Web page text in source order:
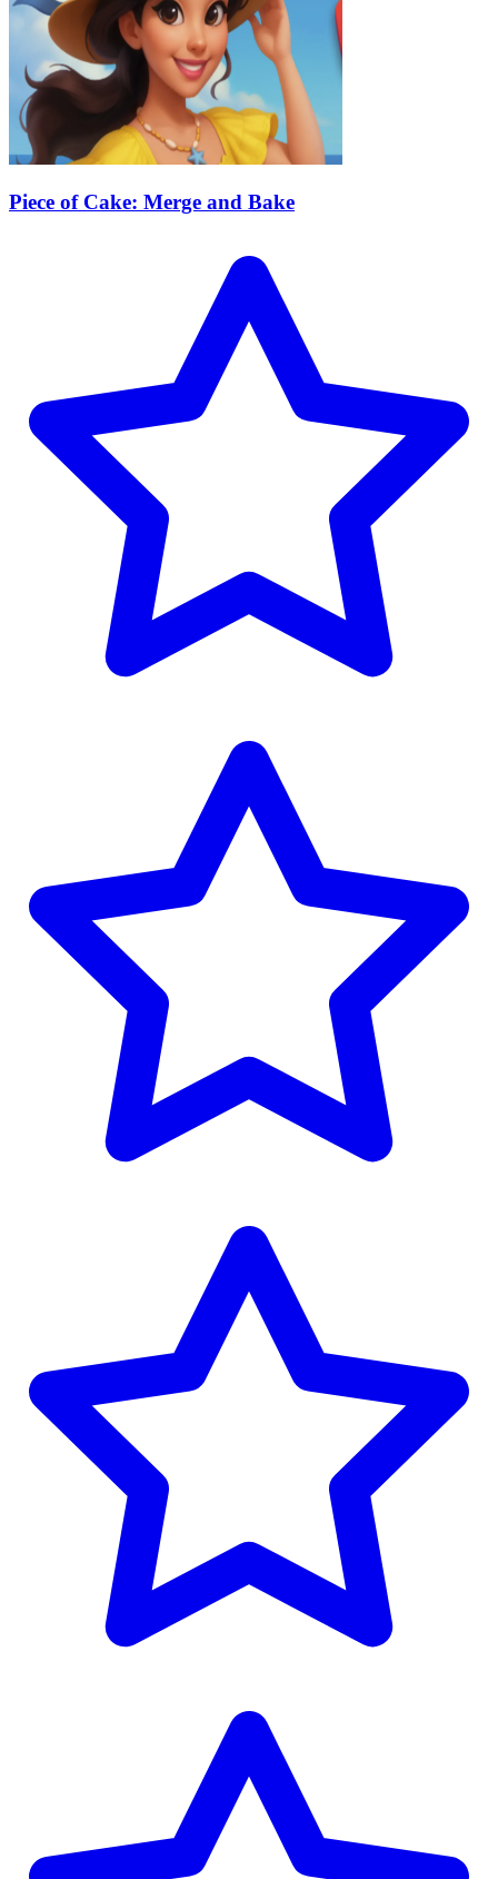
Piece of Cake: Merge and Bake